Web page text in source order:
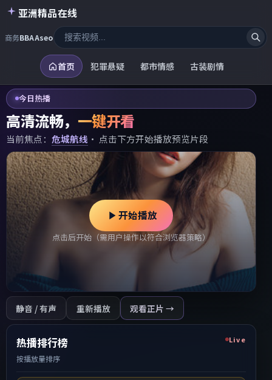
亚洲精品在线
首页 犯罪悬疑 都市情感 古装剧情
商务BBAAseo
今日热播
高清流畅， 一键开看
当前焦点： 危城航线 · 点击下方开始播放预览片段
开始播放
点击后开始（需用户操作以符合浏览器策略）
静音 / 有声 重新播放 观看正片 →
热播排行榜
按播放量排序
Live